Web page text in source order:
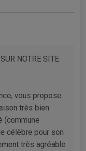
NOTRE SITE
vous propose
très bien
(commune
célèbre pour son
très agréable